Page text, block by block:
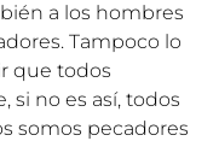
a los hombres
Tampoco lo
que todos
si no es así, todos
somos pecadores